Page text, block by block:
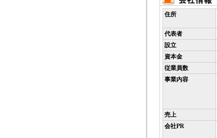
住所
代表者
設立
資本金
従業員数
事業内容
売上
会社PR